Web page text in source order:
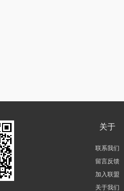
关于
联系我们
留言反馈
加入联盟
关于我们